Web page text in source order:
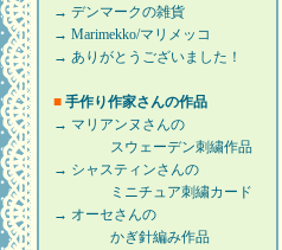
→ デンマークの雑貨
→ Marimekko/マリメッコ
→ ありがとうございました！
■ 手作り作家さんの作品
→ マリアンヌさんの
スウェーデン刺繍作品
→ シャスティンさんの
ミニチュア刺繍カード
→ オーセさんの
かぎ針編み作品